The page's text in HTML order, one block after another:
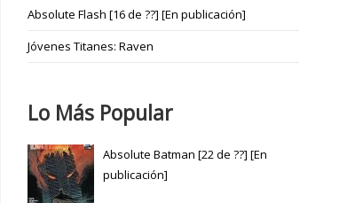
Absolute Flash [16 de ??] [En publicación]
Jóvenes Titanes: Raven
Lo Más Popular
Absolute Batman [22 de ??] [En
publicación]